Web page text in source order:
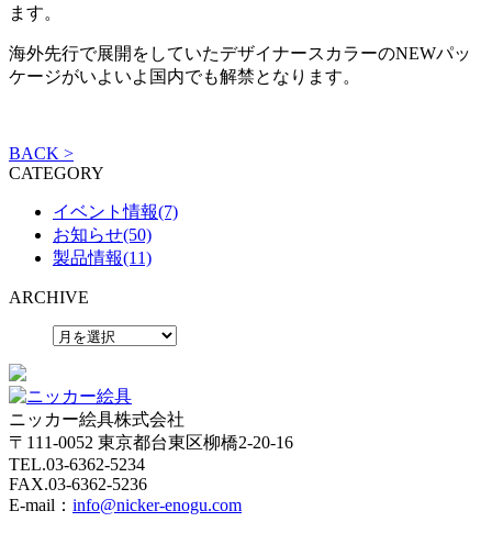
ます。
海外先行で展開をしていたデザイナースカラーのNEWパッ
ケージがいよいよ国内でも解禁となります。
BACK >
CATEGORY
イベント情報(7)
お知らせ(50)
製品情報(11)
ARCHIVE
ニッカー絵具株式会社
〒111-0052 東京都台東区柳橋2-20-16
TEL.03-6362-5234
FAX.03-6362-5236
E-mail： info@nicker-enogu.com